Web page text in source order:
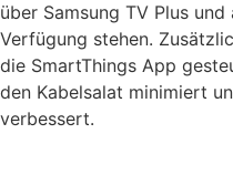
über Samsung TV Plus
Verfügung stehen.
die SmartThings App
den Kabelsalat minimiert
verbessert.